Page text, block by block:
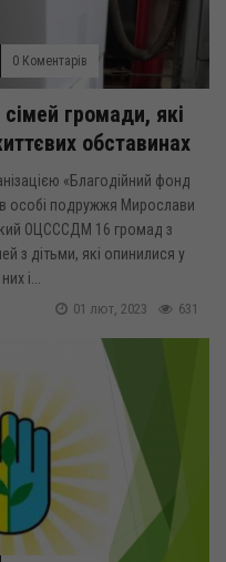
0 Коментарів
громади, які
обставинах
«Благодійний фонд
особі подружжя Мирослави
ОЦСССДМ 16 громад з
з дітьми, які опинилися у
і...
631
01 лют, 2023